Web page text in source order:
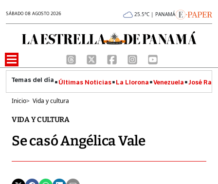
SÁBADO 08 AGOSTO 2026 25.5°C | PANAMÁ
Últimas Noticias La Llorona Venezuela José
Inicio> Vida y cultura
VIDA Y CULTURA
Se casó Angélica Vale